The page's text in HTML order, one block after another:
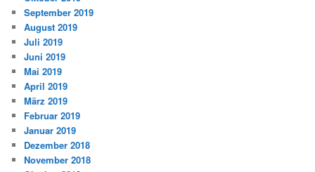
September 2019
August 2019
Juli 2019
Juni 2019
Mai 2019
April 2019
März 2019
Februar 2019
Januar 2019
Dezember 2018
November 2018